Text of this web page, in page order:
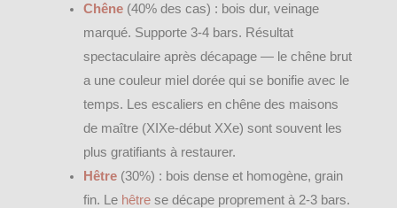
Chêne(40% des cas) : bois dur, veinage
marqué. Supporte 3-4 bars. Résultat
spectaculaire après décapage — le chêne brut
a une couleur miel dorée qui se bonifie avec le
temps. Les escaliers en chêne des maisons
de maître (XIXe-début XXe) sont souvent les
plus gratifiants à restaurer.
Hêtre(30%) : bois dense et homogène, grain
fin. Le hêtrese décape proprement à 2-3 bars.